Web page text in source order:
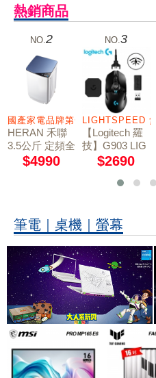
熱銷商品
高達32台
NO. 2
國產家電品牌第一首選
HERAN 禾聯
3.5公斤 定頻全
自動洗衣機 H
$4990
NO.3
LIGHTSPEED
【Logitech 羅
技】G903 LIG
HTSPEED 無
$2690
筆電｜桌機｜螢幕